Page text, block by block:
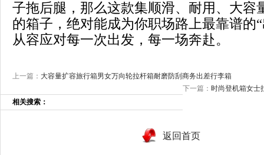
子拖后腿，那么这款集顺滑、耐用、大容
的箱子，绝对能成为你职场路上最靠谱的
从容应对每一次出发，每一场奔赴。
上一篇： 大容量扩容旅行箱男女万向轮拉杆箱耐磨防刮商务出差行李箱
下一篇： 时尚登机箱女士
相关搜索：
返回首页